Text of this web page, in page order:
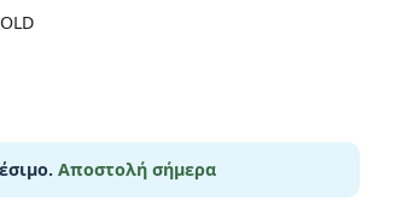
Αποστολή σήμερα